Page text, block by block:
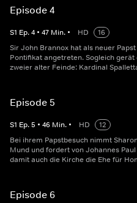
Episode 4
S1 Ep.4 • 47 Min. • HD
16
Sir John Brannox hat als neuer
Pontifikat angetreten. Sogleich
zweier alter Feinde: Kardinal
Episode 5
S1 Ep.5 • 46 Min. • HD
12
Bei ihrem Papstbesuch nimmt
Mund und fordert von Johannes
damit auch die Kirche die Ehe für
Episode 6